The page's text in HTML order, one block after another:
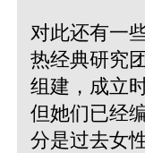
对此还有一
热经典研究
组建，成立
但她们已经
分是过去女